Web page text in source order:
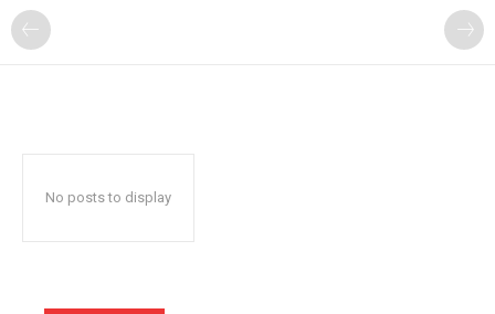
No posts to display